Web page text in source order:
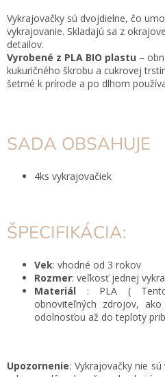
Vykrajovačky sú dvojdielne, čo
vykrajovanie. Skladajú sa z
detailov.
Vyrobené z PLA BIO plastu –
kukuričného škrobu a cukrovej
šetrné k prírode a po dlhom
SADA OBSAHUJE
4ks vykrajovačiek
ŠPECIFIKÁCIA:
Vek: vhodné od 3 rokov
Rozmer: veľkosť jednej
Materiál : PLA (
obnoviteľných zdrojov,
odolnosťou až do teploty
Upozornenie: Vykrajovačky nie